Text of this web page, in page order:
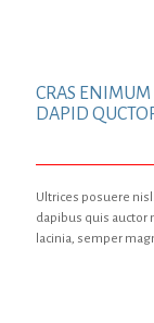
CRAS ENIMUM
DAPID
Ultrices posuere
dapibus quis auctor
lacinia, semper